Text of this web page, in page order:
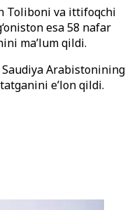
Toliboni va ittifoqchi
esa 58 nafar
ma’lum qildi.
Arabistonining
e’lon qildi.